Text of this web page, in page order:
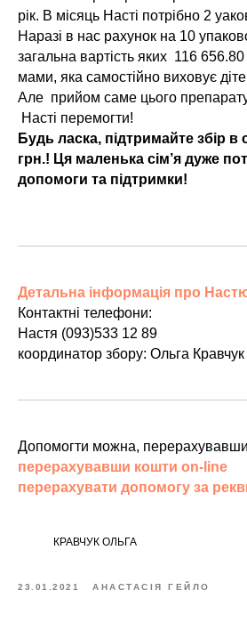
рік. В місяць Насті потрібно 2
Наразі в нас рахунок на 10
загальна вартість яких 116
мами, яка самостійно виховує
Але прийом саме цього
Насті перемогти!
Будь ласка, підтримайте збір в
грн.! Ця маленька сім’я дуже
допомоги та підтримки!
Детальна інформація про
Контактні телефони:
Настя (093)533 12 89
координатор збору: Ольга
Допомогти можна,
перерахувавши кошти on-line
перерахувати допомогу за
КРАВЧУК ОЛЬГА
23.01.2021 АНАСТАСІЯ ГЕЙЛО